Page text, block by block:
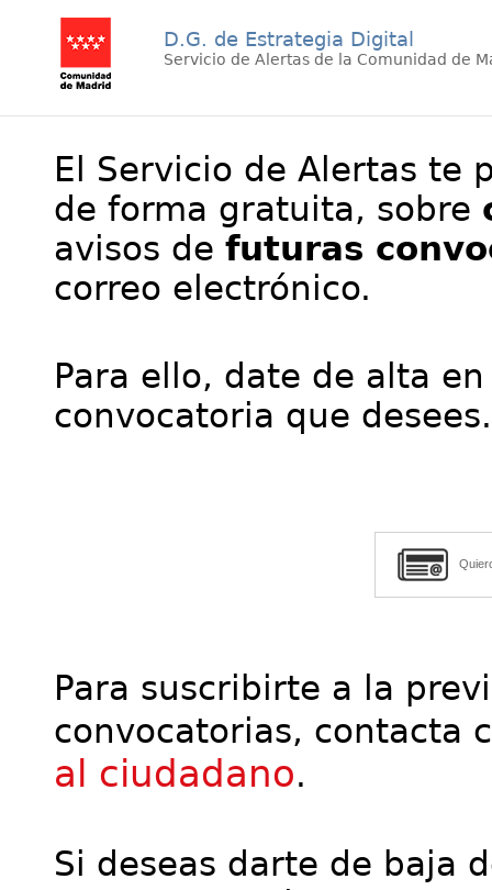
D.G. de Estrategia Digital
Servicio de Alertas de la Comunidad de
El Servicio de Alertas te
de forma gratuita, sobre
avisos de futuras
correo electrónico.
Para ello, date de alta
convocatoria que desees.
Para suscribirte a la
convocatorias, contacta
al ciudadano.
Si deseas darte de baja